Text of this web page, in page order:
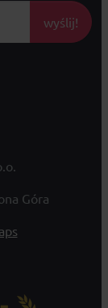
wyślij!
Góra